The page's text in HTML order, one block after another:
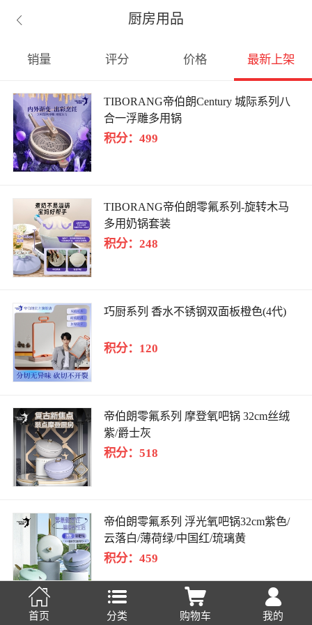
 厨房用品
销量 评分 价格 最新上架
TIBORANG帝伯朗Century 城际系列八
合一浮雕多用锅
积分：499
TIBORANG帝伯朗零氟系列-旋转木马
多用奶锅套装
积分：248
巧厨系列 香水不锈钢双面板橙色(4代)
积分：120
帝伯朗零氟系列 摩登氧吧锅 32cm丝绒
紫/爵士灰
积分：518
帝伯朗零氟系列 浮光氧吧锅32cm紫色/
云落白/薄荷绿/中国红/琉璃黄
积分：459

首页

分类

购物车

我的